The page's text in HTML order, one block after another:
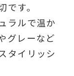
す。
ラルで温か
グレーなど
タイリッシ